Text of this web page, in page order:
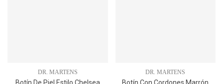
DR. MARTENS
Botín De Piel Estilo Chelsea
DR. MARTENS
Botín Con Cordones Marrón